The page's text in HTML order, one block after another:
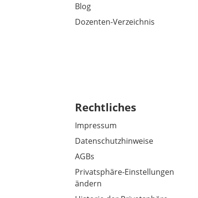
Blog
Dozenten-Verzeichnis
Rechtliches
Impressum
Datenschutzhinweise
AGBs
Privatsphäre-Einstellungen
ändern